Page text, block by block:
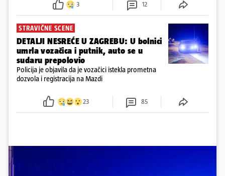
3 12
STRAVIČNE SCENE
DETALJI NESREĆE U ZAGREBU: U bolnici
umrla vozačica i putnik, auto se u
sudaru prepolovio
Policija je objavila da je vozačici istekla prometna
dozvola i registracija na Mazdi
23 85